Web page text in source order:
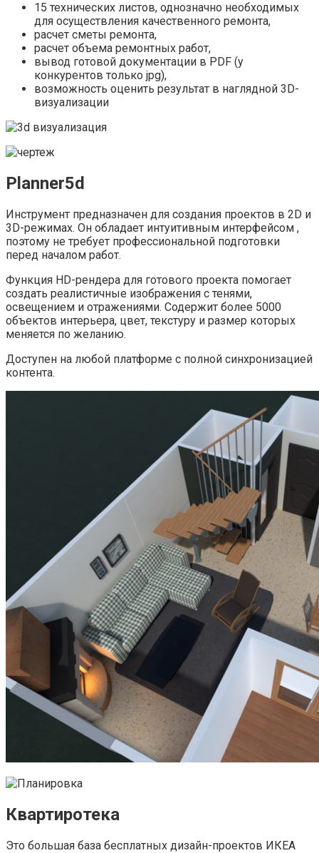
15 технических листов, однозначно необходимых
для осуществления качественного ремонта,
расчет сметы ремонта,
расчет объема ремонтных работ,
вывод готовой документации в PDF (у
конкурентов только jpg),
возможность оценить результат в наглядной 3D-
визуализации
Planner5d
Инструмент предназначен для создания проектов в 2D и
3D-режимах. Он обладает интуитивным интерфейсом ,
поэтому не требует профессиональной подготовки
перед началом работ.
Функция HD-рендера для готового проекта помогает
создать реалистичные изображения с тенями,
освещением и отражениями. Содержит более 5000
объектов интерьера, цвет, текстуру и размер которых
меняется по желанию.
Доступен на любой платформе с полной синхронизацией
контента.
Квартиротека
Это большая база бесплатных дизайн-проектов ИКЕА